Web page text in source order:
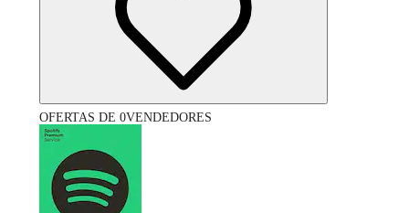
OFERTAS DE 0VENDEDORES